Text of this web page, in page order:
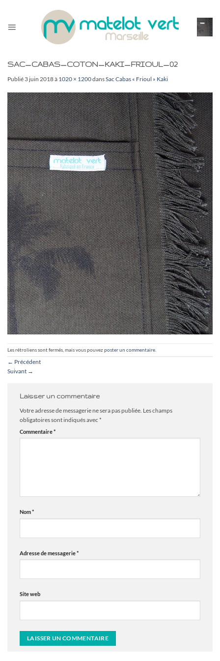
contenu
SAC_CABAS_COTON_KAKI_FRIOUL_02
Publié 3 juin 2018à 1020 × 1200dansSac Cabas « Frioul » Kaki
Les rétroliens sont fermés, mais vous pouvezposter un commentaire
← Précédent
Suivant →
Laisser un commentaire
Votre adresse de messagerie ne sera pas publiée. Les champs
obligatoires sont indiqués avec *
Commentaire*
Nom*
Adresse de messagerie*
Site web